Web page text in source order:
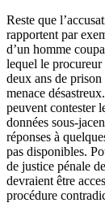
Reste que
rapportent par
d’un homme
lequel le procureur
deux ans de
menace
peuvent contester
données sous-
réponses à
pas disponibles.
de justice pénale
devraient être
procédure